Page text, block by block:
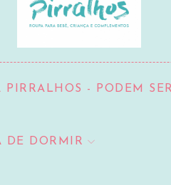
PIRRALHOS - PODEM
DE DORMIR